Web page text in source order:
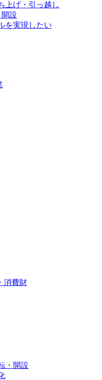
上げ・引っ越し
設
を実現したい
消費財
・開設